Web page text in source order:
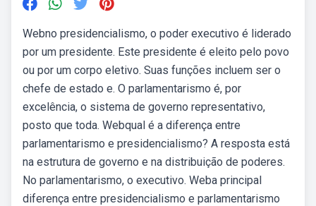
Webno presidencialismo, o poder executivo é liderado
por um presidente. Este presidente é eleito pelo povo
ou por um corpo eletivo. Suas funções incluem ser o
chefe de estado e. O parlamentarismo é, por
excelência, o sistema de governo representativo,
posto que toda. Webqual é a diferença entre
parlamentarismo e presidencialismo? A resposta está
na estrutura de governo e na distribuição de poderes.
No parlamentarismo, o executivo. Weba principal
diferença entre presidencialismo e parlamentarismo